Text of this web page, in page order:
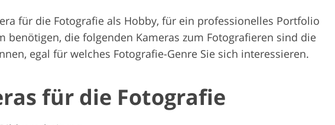
für die Fotografie als Hobby, für ein professionelles Portfolio
benötigen, die folgenden Kameras zum Fotografieren sind die
egal für welches Fotografie-Genre Sie sich interessieren.
für die Fotografie